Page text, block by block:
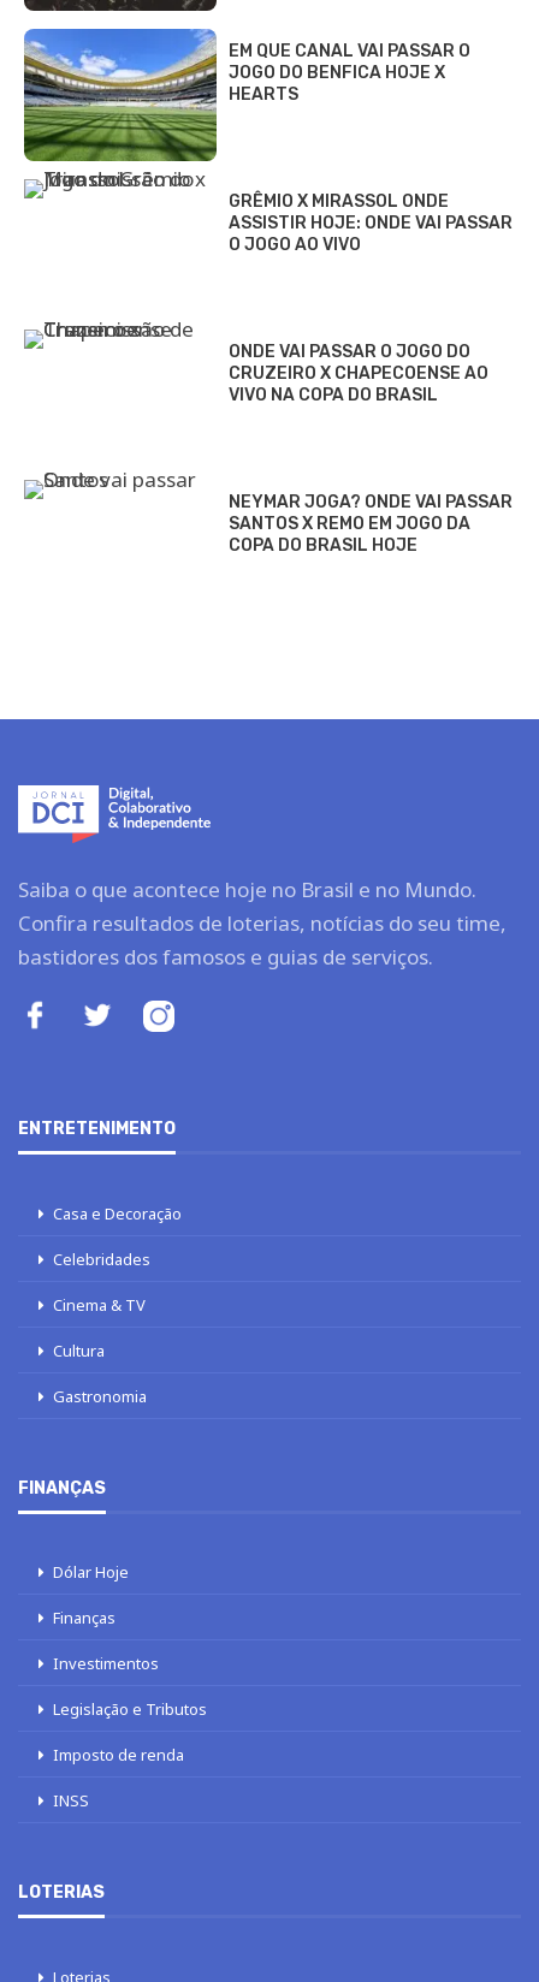
EM QUE CANAL VAI PASSAR O
JOGO DO BENFICA HOJE X
HEARTS
GRÊMIO X MIRASSOL ONDE
ASSISTIR HOJE: ONDE VAI PASSAR
O JOGO AO VIVO
ONDE VAI PASSAR O JOGO DO
CRUZEIRO X CHAPECOENSE AO
VIVO NA COPA DO BRASIL
NEYMAR JOGA? ONDE VAI PASSAR
SANTOS X REMO EM JOGO DA
COPA DO BRASIL HOJE
Saiba o que acontece hoje no Brasil e no Mundo.
Confira resultados de loterias, notícias do seu time,
bastidores dos famosos e guias de serviços.
ENTRETENIMENTO
Casa e Decoração
Celebridades
Cinema & TV
Cultura
Gastronomia
FINANÇAS
Dólar Hoje
Finanças
Investimentos
Legislação e Tributos
Imposto de renda
INSS
LOTERIAS
Loterias